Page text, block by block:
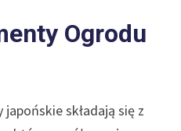
Ogrodu
składają się z